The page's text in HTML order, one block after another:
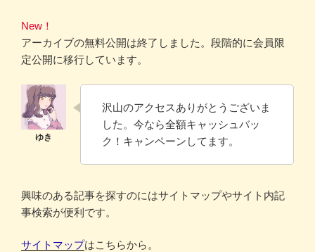
New！
アーカイブの無料公開は終了しました。段階的に会員限
定公開に移行しています。
沢山のアクセスありがとうございま
した。今なら全額キャッシュバッ
ク！キャンペーンしてます。
興味のある記事を探すのにはサイトマップやサイト内記
事検索が便利です。
サイトマップはこちらから。